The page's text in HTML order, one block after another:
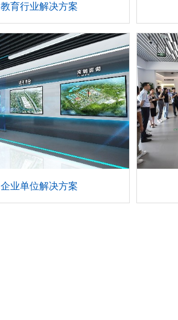
教育行业解决方案
企业单位解决方案